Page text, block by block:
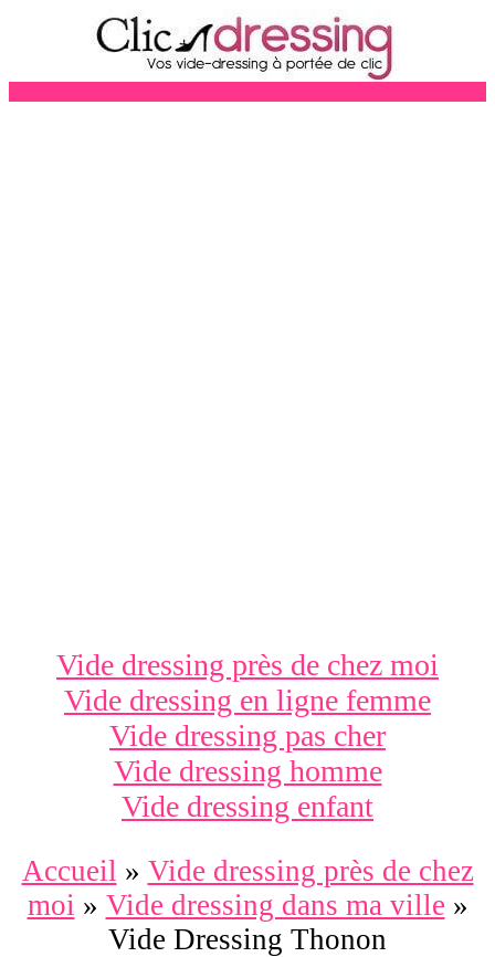
Vide dressing près de chez moi
Vide dressing en ligne femme
Vide dressing pas cher
Vide dressing homme
Vide dressing enfant
Accueil » Vide dressing près de chez
moi » Vide dressing dans ma ville »
Vide Dressing Thonon